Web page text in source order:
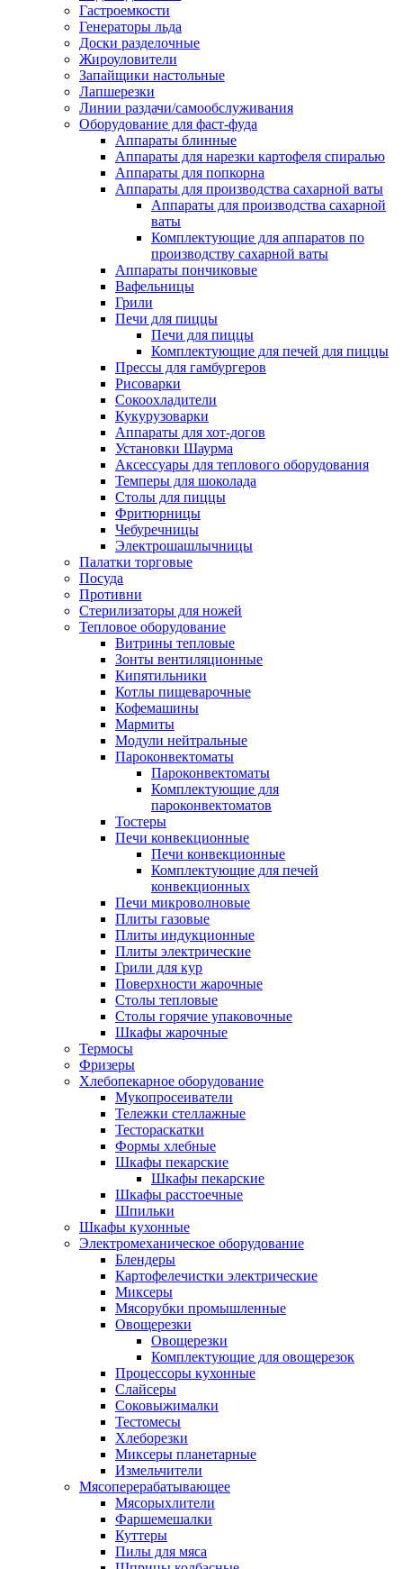
Гастроемкости
Генераторы льда
Доски разделочные
Жироуловители
Запайщики настольные
Лапшерезки
Линии раздачи/самообслуживания
Оборудование для фаст-фуда
Аппараты блинные
Аппараты для нарезки картофеля спиралью
Аппараты для попкорна
Аппараты для производства сахарной ваты
Аппараты для производства сахарной
ваты
Комплектующие для аппаратов по
производству сахарной ваты
Аппараты пончиковые
Вафельницы
Грили
Печи для пиццы
Печи для пиццы
Комплектующие для печей для пиццы
Прессы для гамбургеров
Рисоварки
Сокоохладители
Кукурузоварки
Аппараты для хот-догов
Установки Шаурма
Аксессуары для теплового оборудования
Темперы для шоколада
Столы для пиццы
Фритюрницы
Чебуречницы
Электрошашлычницы
Палатки торговые
Посуда
Противни
Стерилизаторы для ножей
Тепловое оборудование
Витрины тепловые
Зонты вентиляционные
Кипятильники
Котлы пищеварочные
Кофемашины
Мармиты
Модули нейтральные
Пароконвектоматы
Пароконвектоматы
Комплектующие для
пароконвектоматов
Тостеры
Печи конвекционные
Печи конвекционные
Комплектующие для печей
конвекционных
Печи микроволновые
Плиты газовые
Плиты индукционные
Плиты электрические
Грили для кур
Поверхности жарочные
Столы тепловые
Столы горячие упаковочные
Шкафы жарочные
Термосы
Фризеры
Хлебопекарное оборудование
Мукопросеиватели
Тележки стеллажные
Тестораскатки
Формы хлебные
Шкафы пекарские
Шкафы пекарские
Шкафы расстоечные
Шпильки
Шкафы кухонные
Электромеханическое оборудование
Блендеры
Картофелечистки электрические
Миксеры
Мясорубки промышленные
Овощерезки
Овощерезки
Комплектующие для овощерезок
Процессоры кухонные
Слайсеры
Соковыжималки
Тестомесы
Хлеборезки
Миксеры планетарные
Измельчители
Мясоперерабатывающее
Мясорыхлители
Фаршемешалки
Куттеры
Пилы для мяса